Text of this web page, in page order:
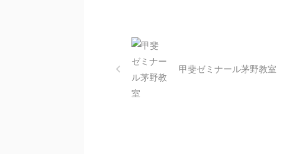
甲斐ゼミナール茅野教室